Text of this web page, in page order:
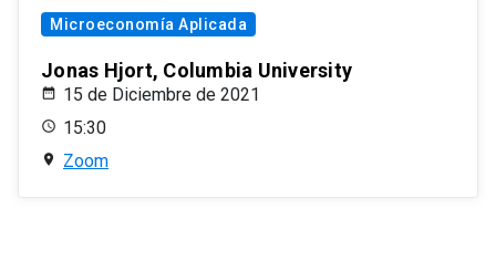
Microeconomía Aplicada
Jonas Hjort, Columbia University
15 de Diciembre de 2021
15:30
Zoom